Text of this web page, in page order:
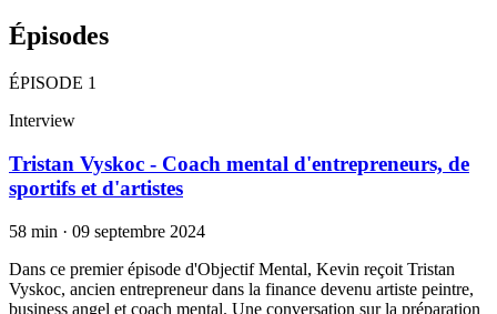
Épisodes
ÉPISODE 1
Interview
Tristan Vyskoc - Coach mental d'entrepreneurs, de
sportifs et d'artistes
58 min · 09 septembre 2024
Dans ce premier épisode d'Objectif Mental, Kevin reçoit Tristan
Vyskoc, ancien entrepreneur dans la finance devenu artiste peintre,
business angel et coach mental. Une conversation sur la préparation